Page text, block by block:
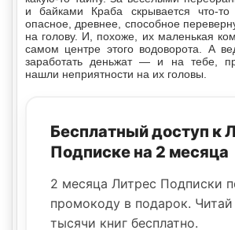
и байками Краба скрывается что-
опасное, древнее, способное
на голову. И, похоже, их маленькая
самом центре этого водоворота. А
заработать деньжат — и на тебе,
нашли неприятности на их головы.
Бесплатный доступ к
Подписке на 2 месяца
2 месяца Литрес Подписки
промокоду в подарок.
тысячи книг бесплатно.